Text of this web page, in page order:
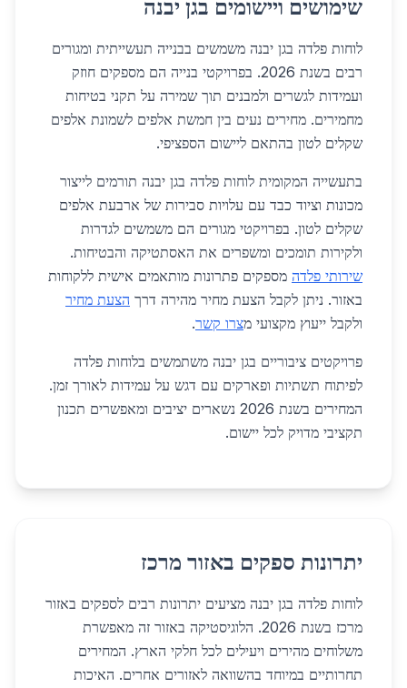
שימושים ויישומים בגן יבנה
לוחות פלדה בגן יבנה משמשים בבנייה תעשייתית ומגורים
רבים בשנת 2026. בפרויקטי בנייה הם מספקים חוזק
ועמידות לגשרים ולמבנים תוך שמירה על תקני בטיחות
מחמירים. מחירים נעים בין חמשת אלפים לשמונת אלפים
שקלים לטון בהתאם ליישום הספציפי.
בתעשייה המקומית לוחות פלדה בגן יבנה תורמים לייצור
מכונות וציוד כבד עם עלויות סבירות של ארבעת אלפים
שקלים לטון. בפרויקטי מגורים הם משמשים לגדרות
ולקירות תומכים ומשפרים את האסתטיקה והבטיחות.
שירותי פלדה מספקים פתרונות מותאמים אישית ללקוחות
באזור. ניתן לקבל הצעת מחיר מהירה דרך הצעת מחיר
ולקבל ייעוץ מקצועי מצרו קשר.
פרויקטים ציבוריים בגן יבנה משתמשים בלוחות פלדה
לפיתוח תשתיות ופארקים עם דגש על עמידות לאורך זמן.
המחירים בשנת 2026 נשארים יציבים ומאפשרים תכנון
תקציבי מדויק לכל יישום.
יתרונות ספקים באזור מרכז
לוחות פלדה בגן יבנה מציעים יתרונות רבים לספקים באזור
מרכז בשנת 2026. הלוגיסטיקה באזור זה מאפשרת
משלוחים מהירים ויעילים לכל חלקי הארץ. המחירים
תחרותיים במיוחד בהשוואה לאזורים אחרים. האיכות